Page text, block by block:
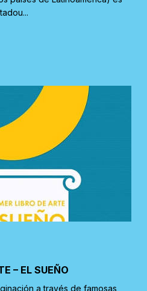
– EL SUEÑO
a través de famosas